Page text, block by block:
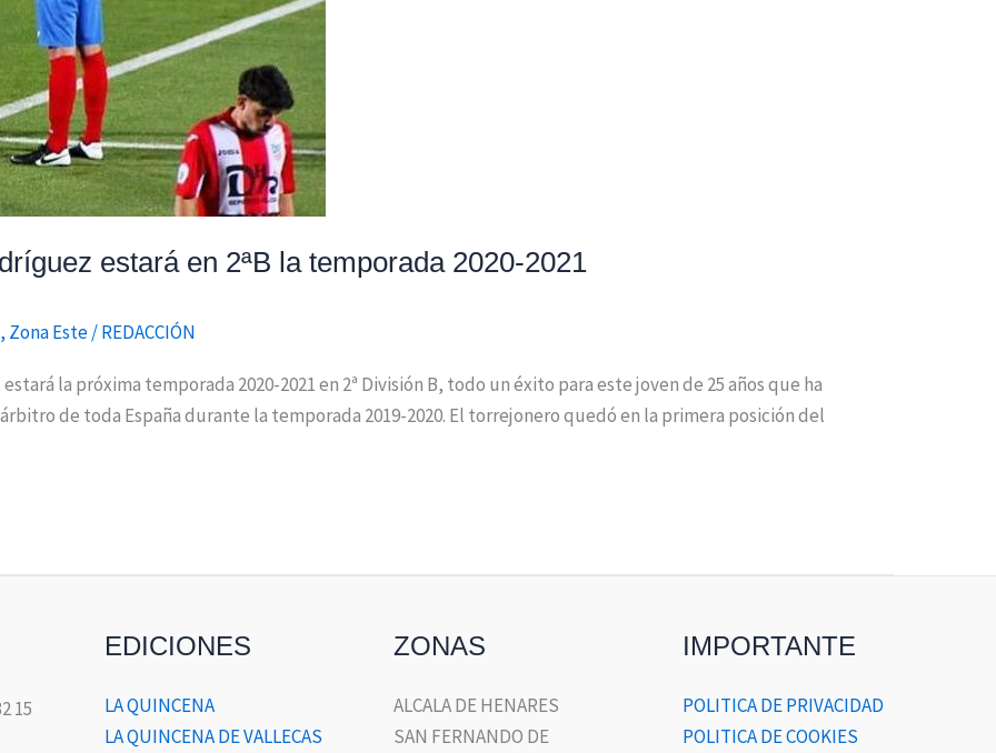
estará en 2ªB la temporada 2020-2021
, Zona Este/REDACCIÓN
la próxima temporada 2020-2021 en 2ª División B, todo un éxito para este joven de 25 años que ha
de toda España durante la temporada 2019-2020. El torrejonero quedó en la primera posición del
15
EDICIONES
LA QUINCENA
LA QUINCENA DE VALLECAS
ZONAS
ALCALA DE HENARES
SAN FERNANDO DE
IMPORTANTE
POLITICA DE PRIVACIDAD
POLITICA DE COOKIES